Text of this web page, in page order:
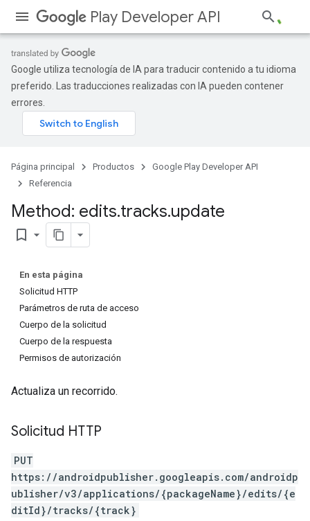
Play Developer API
Google utiliza tecnología de IA para traducir contenido a tu idioma
preferido. Las traducciones realizadas con IA pueden contener
errores.
Página principal Productos
Google Play Developer API
Referencia
Method: edits.tracks.update
bookmark_border
En esta página
Solicitud HTTP
Parámetros de ruta de acceso
Cuerpo de la solicitud
Cuerpo de la respuesta
Permisos de autorización
Actualiza un recorrido.
Solicitud HTTP
PUT
https://androidpublisher.googleapis.com/androidp
ublisher/v3/applications/{packageName}/edits/{e
ditId}/tracks/{track}